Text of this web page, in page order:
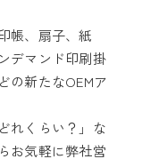
帳、扇子、紙
デマンド印刷掛
の新たなOEMア
れくらい？」な
お気軽に弊社営